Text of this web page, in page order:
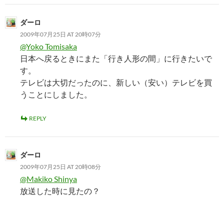
ダーロ
2009年07月25日 AT 20時07分
@Yoko Tomisaka
日本へ戻るときにまた「行き人形の間」に行きたいで
す。
テレビは大切だったのに、新しい（安い）テレビを買
うことにしました。
REPLY
ダーロ
2009年07月25日 AT 20時08分
@Makiko Shinya
放送した時に見たの？